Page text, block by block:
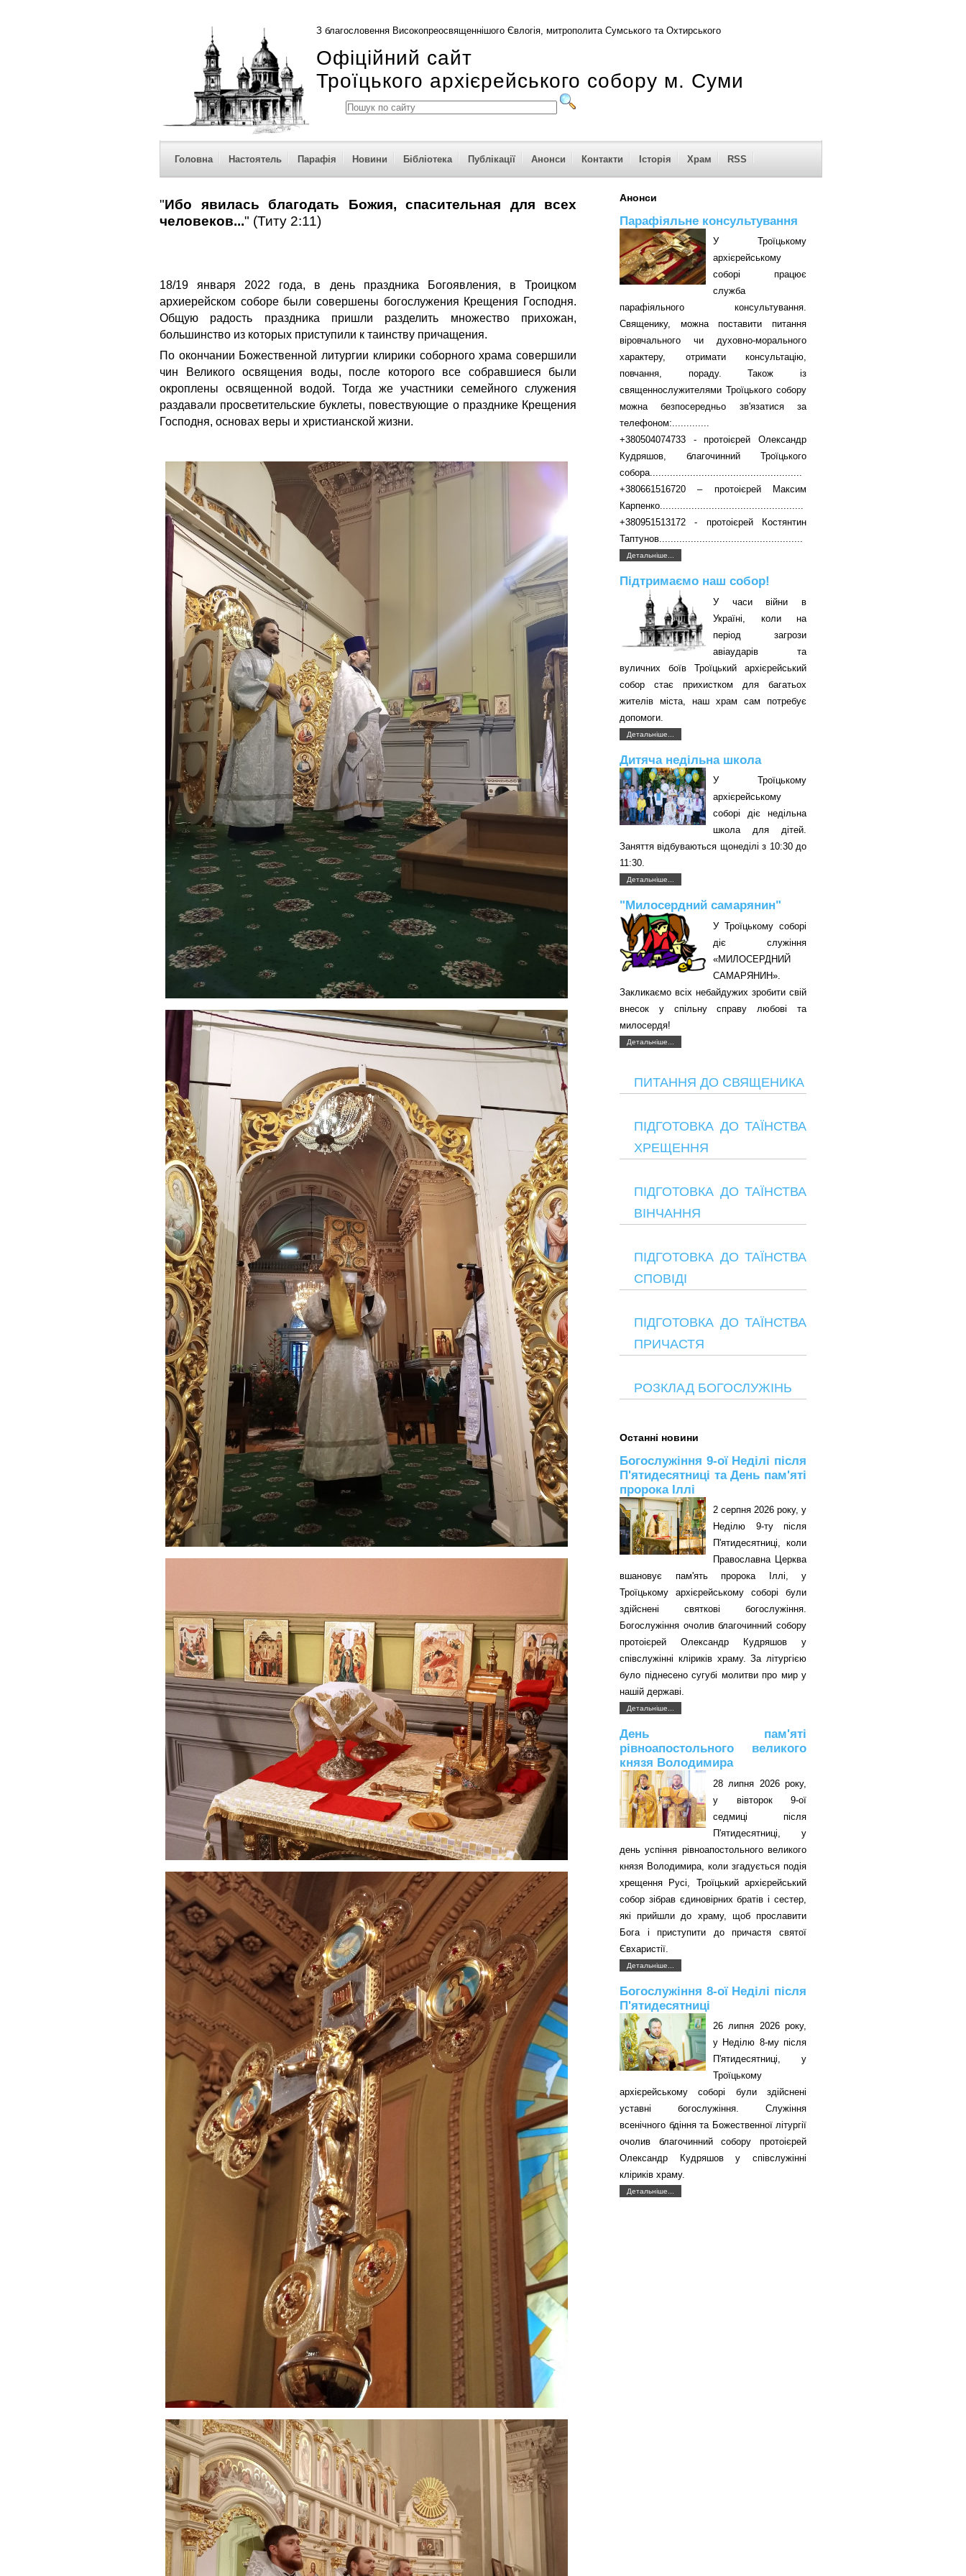
З благословення Високопреосвященнішого Євлогія, митрополита Сумського та Охтирського
Офіційний сайт
Троїцького архієрейського собору м. Суми
Головна Настоятель Парафія Новини Бібліотека Публікації Анонси Контакти Історія Храм RSS
"Ибо явилась благодать Божия, спасительная для всех
человеков..." (Титу 2:11)
18/19 января 2022 года, в день праздника Богоявления, в Троицком
архиерейском соборе были совершены богослужения Крещения Господня.
Общую радость праздника пришли разделить множество прихожан,
большинство из которых приступили к таинству причащения.
По окончании Божественной литургии клирики соборного храма совершили
чин Великого освящения воды, после которого все собравшиеся были
окроплены освященной водой. Тогда же участники семейного служения
раздавали просветительские буклеты, повествующие о празднике Крещения
Господня, основах веры и христианской жизни.
Анонси
Парафіяльне консультування
У Троїцькому
архієрейському
соборі працює
служба
парафіяльного консультування.
Священику, можна поставити питання
віровчального чи духовно-морального
характеру, отримати консультацію,
повчання, пораду. Також із
священнослужителями Троїцького собору
можна безпосередньо зв'язатися за
телефоном:.............
+380504074733 - протоієрей Олександр
Кудряшов, благочинний Троїцького
собора.....................................................
+380661516720 – протоієрей Максим
Карпенко..................................................
+380951513172 - протоієрей Костянтин
Таптунов..................................................
Детальніше...
Підтримаємо наш собор!
У часи війни в
Україні, коли на
період загрози
авіаударів та
вуличних боїв Троїцький архієрейський
собор стає прихистком для багатьох
жителів міста, наш храм сам потребує
допомоги.
Детальніше...
Дитяча недільна школа
У Троїцькому
архієрейському
соборі діє недільна
школа для дітей.
Заняття відбуваються щонеділі з 10:30 до
11:30.
Детальніше...
"Милосердний самарянин"
У Троїцькому соборі
діє служіння
«МИЛОСЕРДНИЙ
САМАРЯНИН».
Закликаємо всіх небайдужих зробити свій
внесок у спільну справу любові та
милосердя!
Детальніше...
ПИТАННЯ ДО СВЯЩЕНИКА
ПІДГОТОВКА ДО ТАЇНСТВА
ХРЕЩЕННЯ
ПІДГОТОВКА ДО ТАЇНСТВА
ВІНЧАННЯ
ПІДГОТОВКА ДО ТАЇНСТВА
СПОВІДІ
ПІДГОТОВКА ДО ТАЇНСТВА
ПРИЧАСТЯ
РОЗКЛАД БОГОСЛУЖІНЬ
Останні новини
Богослужіння 9-ої Неділі після
П'ятидесятниці та День пам'яті
пророка Іллі
2 серпня 2026 року, у
Неділю 9-ту після
П'ятидесятниці, коли
Православна Церква
вшановує пам'ять пророка Іллі, у
Троїцькому архієрейському соборі були
здійснені святкові богослужіння.
Богослужіння очолив благочинний собору
протоієрей Олександр Кудряшов у
співслужінні кліриків храму. За літургією
було піднесено сугубі молитви про мир у
нашій державі.
Детальніше...
День пам'яті
рівноапостольного великого
князя Володимира
28 липня 2026 року,
у вівторок 9-ої
седмиці після
П'ятидесятниці, у
день успіння рівноапостольного великого
князя Володимира, коли згадується подія
хрещення Русі, Троїцький архієрейський
собор зібрав єдиновірних братів і сестер,
які прийшли до храму, щоб прославити
Бога і приступити до причастя святої
Євхаристії.
Детальніше...
Богослужіння 8-ої Неділі після
П'ятидесятниці
26 липня 2026 року,
у Неділю 8-му після
П'ятидесятниці, у
Троїцькому
архієрейському соборі були здійснені
уставні богослужіння. Служіння
всенічного бдіння та Божественної літургії
очолив благочинний собору протоієрей
Олександр Кудряшов у співслужінні
кліриків храму.
Детальніше...